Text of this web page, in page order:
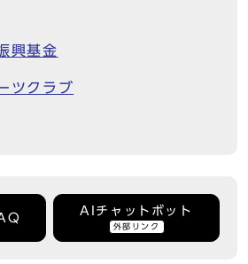
興基金
ツクラブ
AIチャットボット
外部リンク